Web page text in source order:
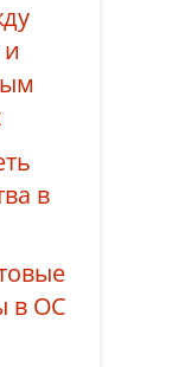
в
в ОС